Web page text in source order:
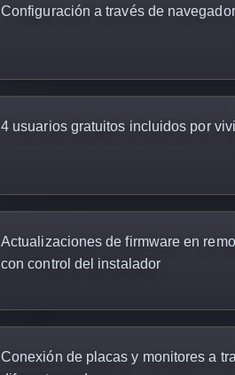
Configuración a través de
4 usuarios gratuitos incluidos por
Actualizaciones de firmware en
con control del instalador
Conexión de placas y monitores a